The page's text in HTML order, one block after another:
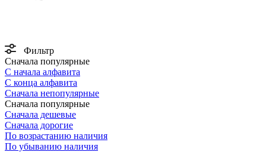
Фильтр
Сначала популярные
С начала алфавита
С конца алфавита
Сначала непопулярные
Сначала популярные
Сначала дешевые
Сначала дорогие
По возрастанию наличия
По убыванию наличия